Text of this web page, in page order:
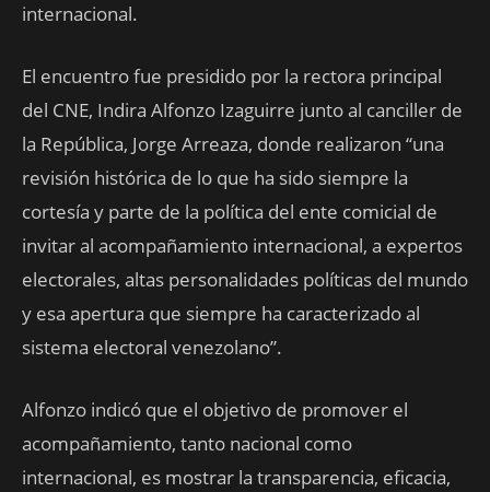
internacional.
El encuentro fue presidido por la rectora principal
del CNE, Indira Alfonzo Izaguirre junto al canciller de
la República, Jorge Arreaza, donde realizaron “una
revisión histórica de lo que ha sido siempre la
cortesía y parte de la política del ente comicial de
invitar al acompañamiento internacional, a expertos
electorales, altas personalidades políticas del mundo
y esa apertura que siempre ha caracterizado al
sistema electoral venezolano”.
Alfonzo indicó que el objetivo de promover el
acompañamiento, tanto nacional como
internacional, es mostrar la transparencia, eficacia,